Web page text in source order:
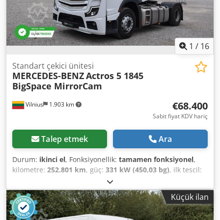
1 / 16
Vilnius 1.903 km
Standart çekici ünitesi
MERCEDES-BENZActros 5 1845
BigSpace MirrorCam
€68.400
Sabit fiyat KDV hariç
Talep etmek Ara
Durum: ikinci el, Fonksiyonellik: tamamen fonksiyonel,
kilometre: 252.801 km, güç: 331 kW (450,03 bg), ilk tescil:
, toplam ağırlık:
konfigürasyonu:4x2, dingil mesafesi:385 mm, renk:
beyaz, vites türü:otomatik, emisyon sınıfı:Euro 6, Üretim
yılı:2023, silindir sayısı:6, silindir hacmi:12.800 cm³,
Küçük ilan